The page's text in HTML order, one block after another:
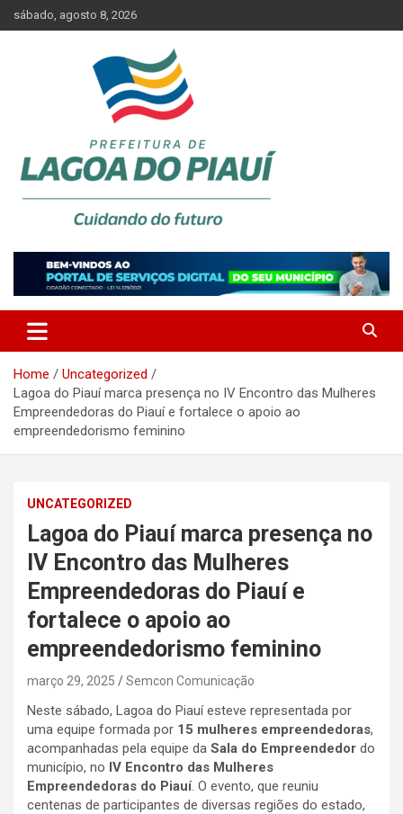
Skip
to
sábado, agosto 8, 2026
PREFEITURA DE LAGOA DO
PIAUÍ
Home
Uncategorized
Lagoa do Piauí marca presença no IV Encontro das Mulheres
Empreendedoras do Piauí e fortalece o apoio ao
empreendedorismo feminino
UNCATEGORIZED
Lagoa do Piauí marca presença no
IV Encontro das Mulheres
Empreendedoras do Piauí e
fortalece o apoio ao
empreendedorismo feminino
março 29, 2025 Semcon Comunicação
Neste sábado, Lagoa do Piauí esteve representada por
uma equipe formada por 15 mulheres empreendedoras,
acompanhadas pela equipe da Sala do Empreendedor do
município, no IV Encontro das Mulheres
Empreendedoras do Piauí. O evento, que reuniu
centenas de participantes de diversas regiões do estado,